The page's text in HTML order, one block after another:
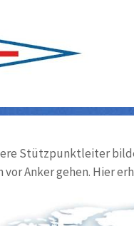
Stützpunktleiter
vor Anker gehen. Hier